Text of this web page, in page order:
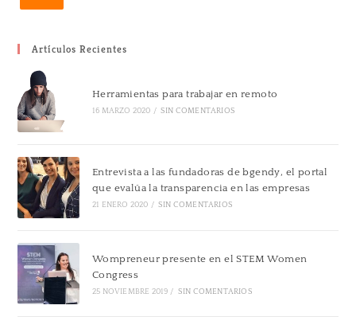
Artículos Recientes
Herramientas para trabajar en remoto
16 MARZO 2020 / SIN COMENTARIOS
Entrevista a las fundadoras de bgendy, el portal
que evalúa la transparencia en las empresas
21 ENERO 2020 / SIN COMENTARIOS
Wompreneur presente en el STEM Women
Congress
25 NOVIEMBRE 2019 / SIN COMENTARIOS